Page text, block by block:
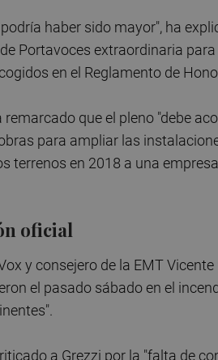
haber sido mayor", ha
Portavoces extraordinaria
en el Reglamento de
remarcado que el pleno "debe
para ampliar las
terrenos en 2018 a una
oficial
y consejero de la EMT
el pasado sábado en el
a Grezzi por la "falta de